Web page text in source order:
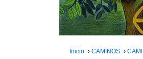
Inicio › CAMINOS ›